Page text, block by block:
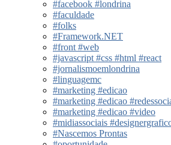
#facebook #londrina
#faculdade
#folks
#Framework.NET
#front #web
#javascript #css #html #react
#jornalismoemlondrina
#linguagemc
#marketing #edicao
#marketing #edicao
#marketing #edicao #video
#midiassociais
#Nascemos Prontas